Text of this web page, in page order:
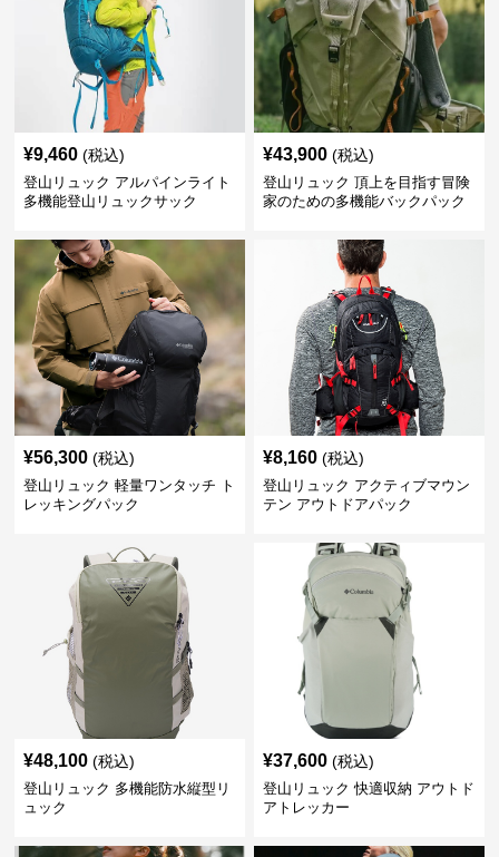
¥9,460 (税込)
登山リュック アルパインライト
多機能登山リュックサック
¥43,900 (税込)
登山リュック 頂上を目指す冒険
家のための多機能バックパック
¥56,300 (税込)
登山リュック 軽量ワンタッチ ト
レッキングパック
¥8,160 (税込)
登山リュック アクティブマウン
テン アウトドアパック
¥48,100 (税込)
登山リュック 多機能防水縦型リ
ュック
¥37,600 (税込)
登山リュック 快適収納 アウトド
アトレッカー